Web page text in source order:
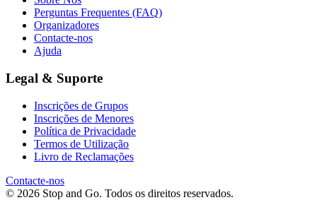
Perguntas Frequentes (FAQ)
Organizadores
Contacte-nos
Ajuda
Legal & Suporte
Inscrições de Grupos
Inscrições de Menores
Política de Privacidade
Termos de Utilização
Livro de Reclamações
Contacte-nos
© 2026 Stop and Go. Todos os direitos reservados.